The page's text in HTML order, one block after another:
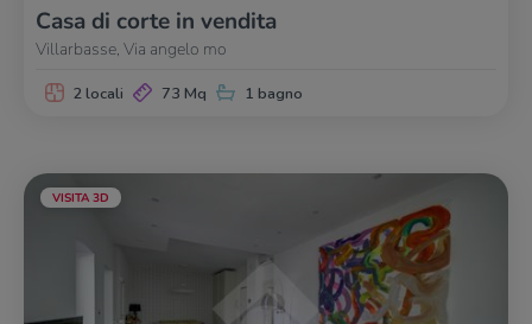
Casa di corte in vendita
Villarbasse, Via angelo mo
2 locali 73 Mq 1 bagno
VISITA 3D